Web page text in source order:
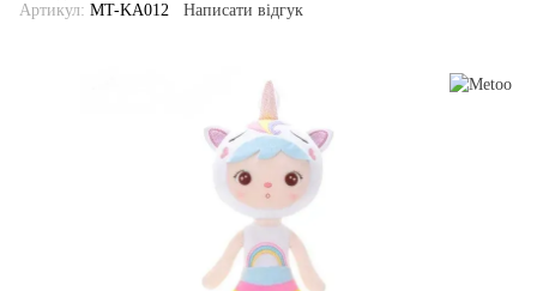
Артикул: MT-KA012 Написати відгук